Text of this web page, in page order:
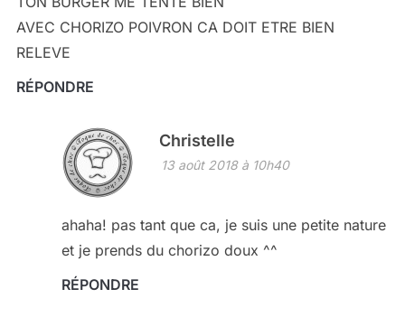
AVEC CHORIZO POIVRON CA DOIT ETRE BIEN
RELEVE
RÉPONDRE
Christelle
13 août 2018 à 10h40
ahaha! pas tant que ca, je suis une petite nature
et je prends du chorizo doux ^^
RÉPONDRE